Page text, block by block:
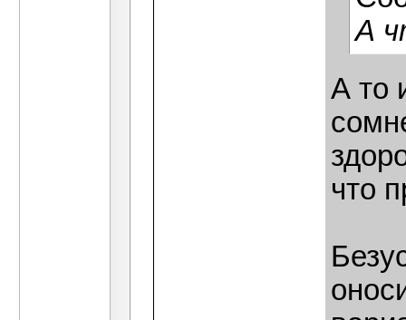
А
А то
что